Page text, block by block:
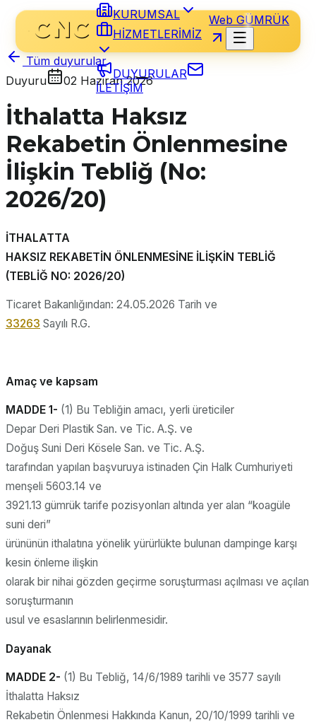
KURUMSAL
HİZMETLERİMİZ
DUYURULAR
İLETİŞİM
Web GÜMRÜK
Tüm duyurular
Duyuru
02 Haziran 2026
İthalatta Haksız
Rekabetin Önlenmesine
İlişkin Tebliğ (No:
2026/20)
İTHALATTA
HAKSIZ REKABETİN ÖNLENMESİNE İLİŞKİN TEBLİĞ
(TEBLİĞ NO: 2026/20)
Ticaret Bakanlığından: 24.05.2026 Tarih ve
33263 Sayılı R.G.
Amaç ve kapsam
MADDE 1- (1) Bu Tebliğin amacı, yerli üreticiler
Depar Deri Plastik San. ve Tic. A.Ş. ve
Doğuş Suni Deri Kösele San. ve Tic. A.Ş.
tarafından yapılan başvuruya istinaden Çin Halk Cumhuriyeti
menşeli 5603.14 ve
3921.13 gümrük tarife pozisyonları altında yer alan “koagüle
suni deri”
ürününün ithalatına yönelik yürürlükte bulunan dampinge karşı
kesin önleme ilişkin
olarak bir nihai gözden geçirme soruşturması açılması ve açılan
soruşturmanın
usul ve esaslarının belirlenmesidir.
Dayanak
MADDE 2- (1) Bu Tebliğ, 14/6/1989 tarihli ve 3577 sayılı
İthalatta Haksız
Rekabetin Önlenmesi Hakkında Kanun, 20/10/1999 tarihli ve